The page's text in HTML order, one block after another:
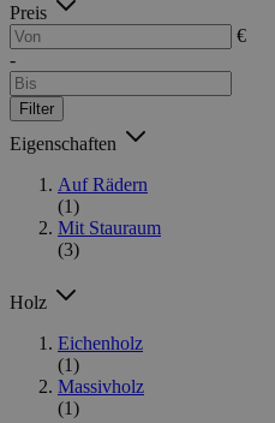
Preis
€
-
Filter
Eigenschaften
Auf Rädern
(1)
Mit Stauraum
(3)
Holz
Eichenholz
(1)
Massivholz
(1)